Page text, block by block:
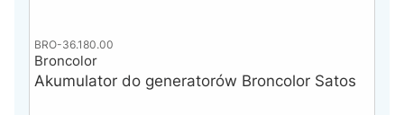
BRO-36.180.00
Akumulator do generatorów Broncolor Satos
Broncolor